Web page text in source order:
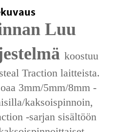
Luu
koostuu
Traction‌ laitteista.
3mm/5mm/8mm -
kaksoispinnoin,
-sarjan sisältöön